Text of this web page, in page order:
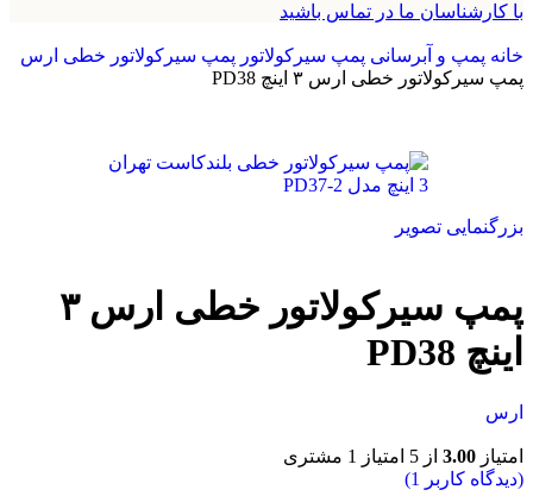
با کارشناسان ما در تماس باشید
خانه پمپ و آبرسانی پمپ سیرکولاتور پمپ سیرکولاتور خطی ارس
پمپ سیرکولاتور خطی ارس ۳ اینچ PD38
بزرگنمایی تصویر
پمپ سیرکولاتور خطی ارس ۳
اینچ PD38
ارس
امتیاز 3.00 از 5 امتیاز 1 مشتری
(دیدگاه کاربر
1
)